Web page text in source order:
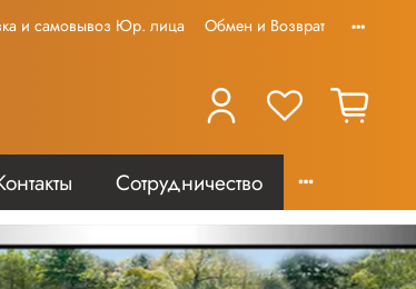
и самовывоз Юр. лица Обмен и Возврат
Сотрудничество